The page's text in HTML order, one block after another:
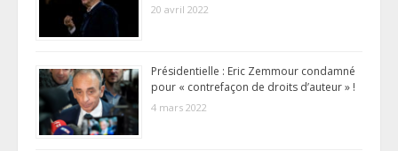
20 avril 2022
Présidentielle : Eric Zemmour condamné
pour « contrefaçon de droits d’auteur » !
4 mars 2022